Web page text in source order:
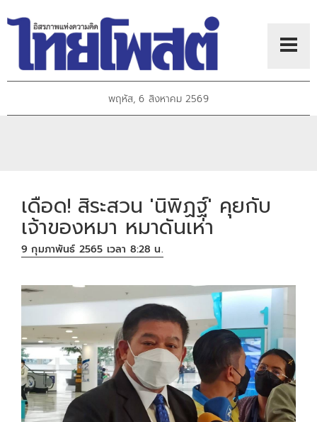
พฤหัส, 6 สิงหาคม 2569
เดือด! สิระสวน 'นิพิฏฐ์' คุยกับ
เจ้าของหมา หมาดันเห่า
9 กุมภาพันธ์ 2565 เวลา 8:28 น.